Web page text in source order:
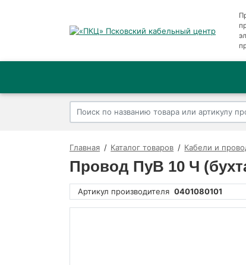
Главная Каталог товаров Кабели и
Провод ПуВ 10 Ч
Артикул производителя 0401080101